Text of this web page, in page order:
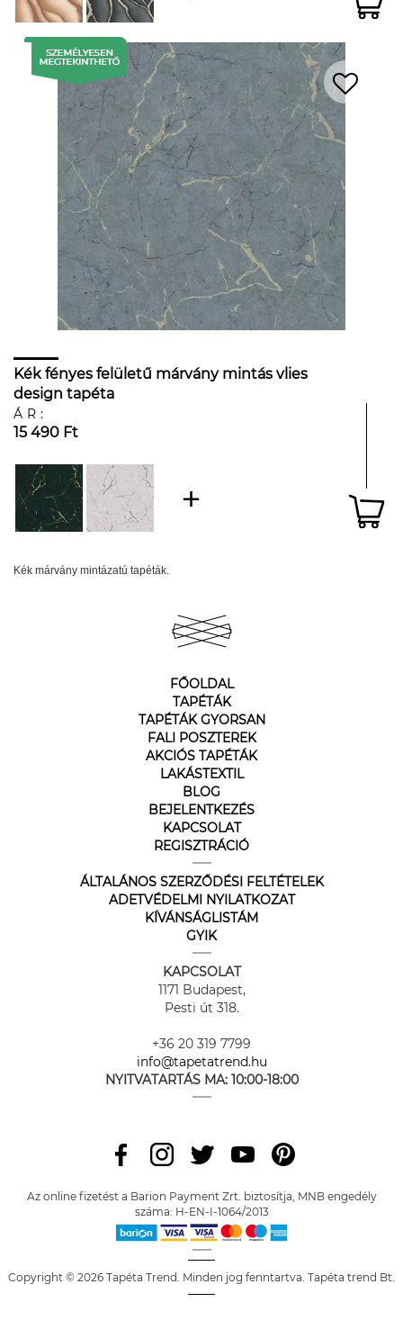
Kék fényes felületű márvány mintás vlies
design tapéta
ÁR:
15 490 Ft
Kék márvány mintázatú tapéták.
FŐOLDAL
TAPÉTÁK
TAPÉTÁK GYORSAN
FALI POSZTEREK
AKCIÓS TAPÉTÁK
LAKÁSTEXTIL
BLOG
BEJELENTKEZÉS
KAPCSOLAT
REGISZTRÁCIÓ
ÁLTALÁNOS SZERZŐDÉSI FELTÉTELEK
ADETVÉDELMI NYILATKOZAT
KÍVÁNSÁGLISTÁM
GYIK
KAPCSOLAT
1171 Budapest,
Pesti út 318.
+36 20 319 7799
info@tapetatrend.hu
NYITVATARTÁS MA: 10:00-18:00
Az online fizetést a Barion Payment Zrt. biztosítja, MNB engedély
száma: H-EN-I-1064/2013
Copyright © 2026 Tapéta Trend. Minden jog fenntartva. Tapéta trend Bt.